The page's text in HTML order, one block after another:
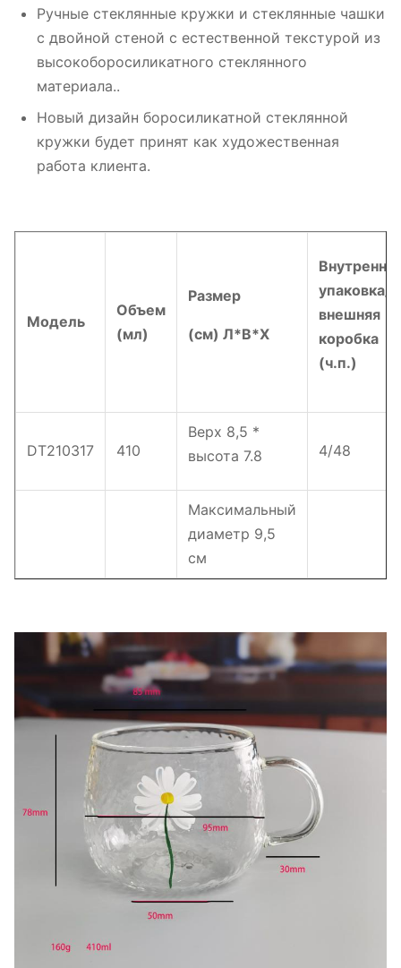
Ручные стеклянные кружки и стеклянные чашки
с двойной стеной с естественной текстурой из
высокоборосиликатного стеклянного
материала..
Новый дизайн боросиликатной стеклянной
кружки будет принят как художественная
работа клиента.
Модель
Объем
(мл)
Размер
(см) Л*В*Х
упаковка/
внешняя
коробка
(ч.п.)
DT210317 410
Верх 8,5 *
высота 7.8
4/48
Максимальный
диаметр 9,5
см